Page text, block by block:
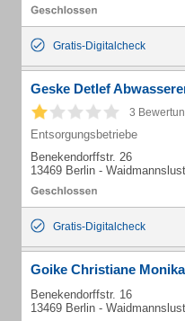
Gratis-Digitalcheck
Geske Detlef
3
Entsorgungsbetriebe
Benekendorffstr. 26
13469 Berlin - Waidmannslust
Gratis-Digitalcheck
Goike Christiane Monika
Benekendorffstr. 16
13469 Berlin - Waidmannslust